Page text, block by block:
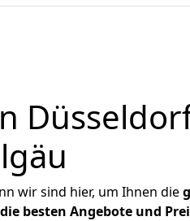
wir sind hier, um Ihnen die
die besten Angebote und